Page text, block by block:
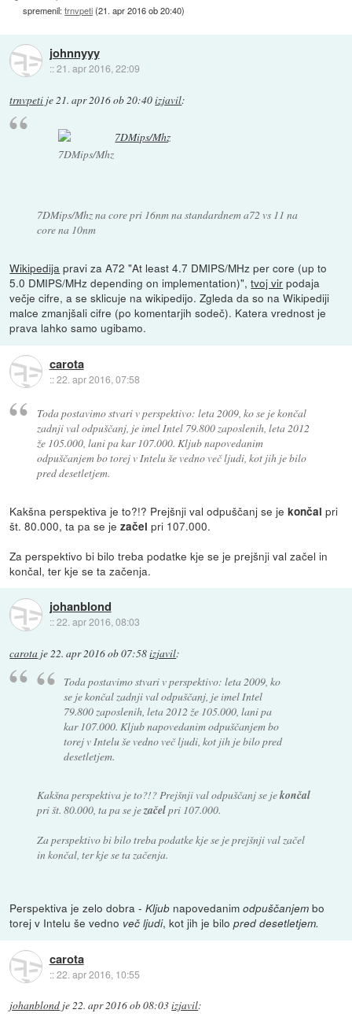
spremenil:trnvpeti(21. apr 2016 ob 20:40)
johnnyyy
::21. apr 2016, 22:09
trnvpeti je21. apr 2016 ob 20:40izjavil:
7DMips/Mhz
7DMips/Mhz na core pri 16nm na standardnem a72 vs 11 na
core na 10nm
Wikipedija pravi za A72 "At least 4.7 DMIPS/MHz per core (up to
5.0 DMIPS/MHz depending on implementation)",tvoj vir podaja
večje cifre, a se sklicuje na wikipedijo. Zgleda da so na Wikipediji
malce zmanjšali cifre (po komentarjih sodeč). Katera vrednost je
prava lahko samo ugibamo.
carota
::22. apr 2016, 07:58
Toda postavimo stvari v perspektivo: leta 2009, ko se je končal
zadnji val odpuščanj, je imel Intel 79.800 zaposlenih, leta 2012
že 105.000, lani pa kar 107.000. Kljub napovedanim
odpuščanjem bo torej v Intelu še vedno več ljudi, kot jih je bilo
pred desetletjem.
Kakšna perspektiva je to?!? Prejšnji val odpuščanj se jekončal pri
št. 80.000, ta pa se jezačel pri 107.000.
Za perspektivo bi bilo treba podatke kje se je prejšnji val začel in
končal, ter kje se ta začenja.
johanblond
::22. apr 2016, 08:03
carota je22. apr 2016 ob 07:58izjavil:
Toda postavimo stvari v perspektivo: leta 2009, ko
se je končal zadnji val odpuščanj, je imel Intel
79.800 zaposlenih, leta 2012 že 105.000, lani pa
kar 107.000. Kljub napovedanim odpuščanjem bo
torej v Intelu še vedno več ljudi, kot jih je bilo pred
desetletjem.
Kakšna perspektiva je to?!? Prejšnji val odpuščanj se jekončal
pri št. 80.000, ta pa se jezačelpri 107.000.
Za perspektivo bi bilo treba podatke kje se je prejšnji val začel
in končal, ter kje se ta začenja.
Perspektiva je zelo dobra -Kljub napovedanimodpuščanjembo
torej v Intelu še vedno več ljudi, kot jih je bilopred desetletjem.
carota
::22. apr 2016, 10:55
johanblond je22. apr 2016 ob 08:03izjavil: